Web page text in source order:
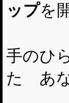
ップを
手のひ
た あ